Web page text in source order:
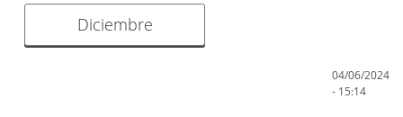
Diciembre
04/06/2024
- 15:14